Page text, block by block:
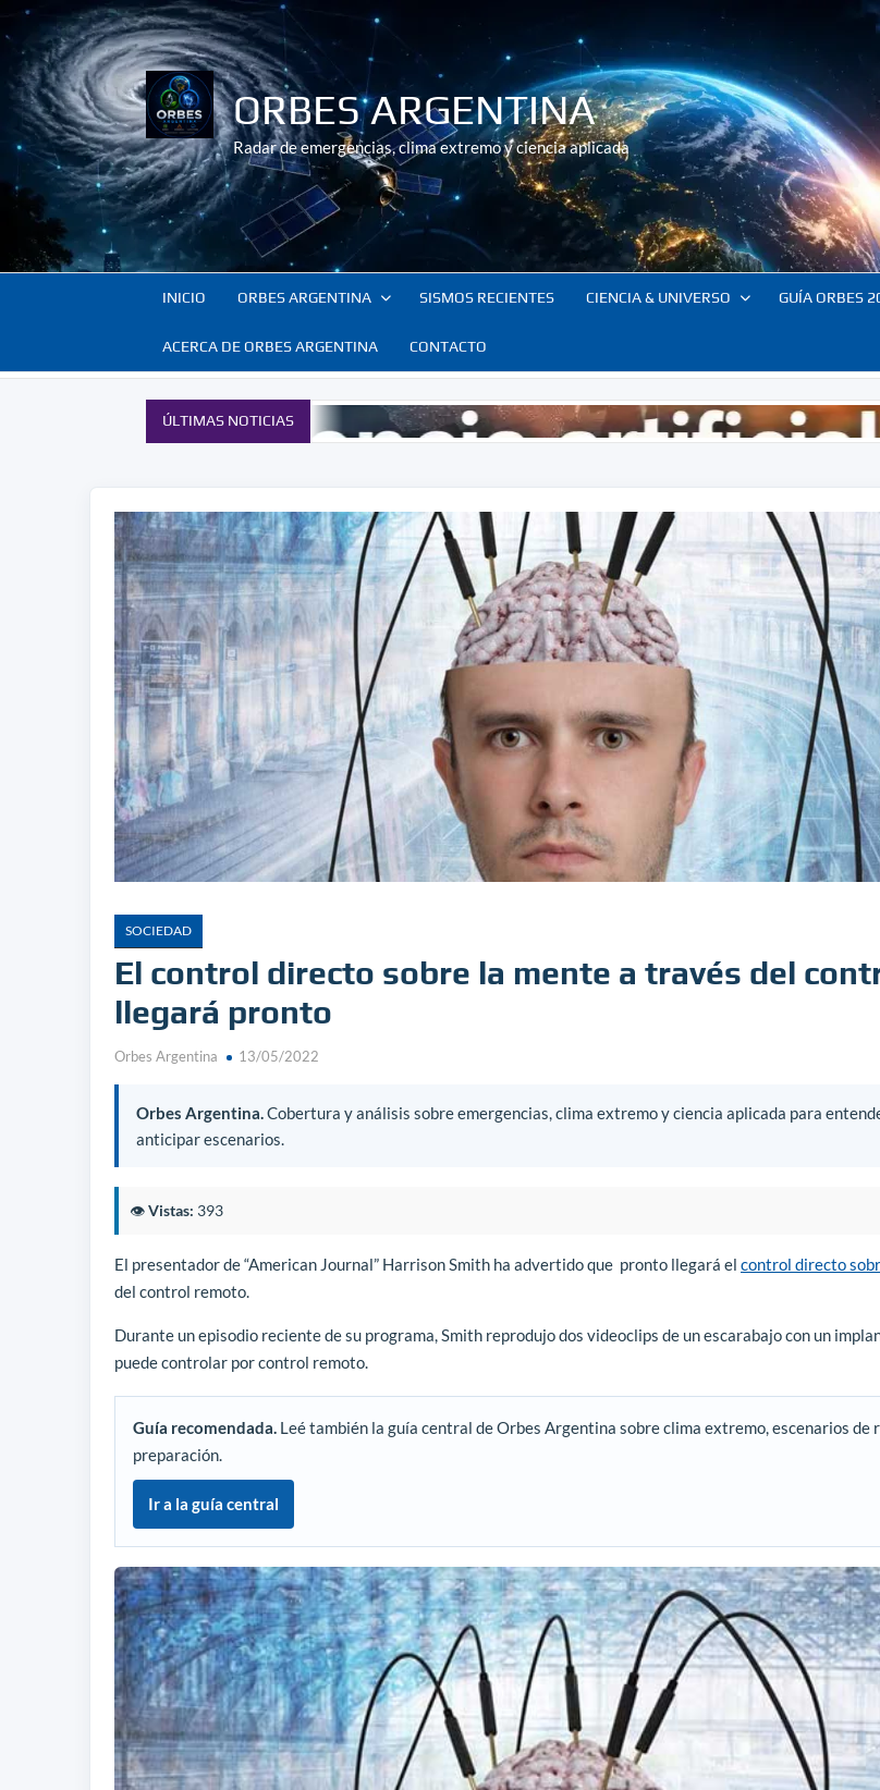
Saltar
al
contenido
ORBES ARGENTINA
Radar de emergencias, clima extremo y ciencia aplicada
INICIO ORBES ARGENTINA SISMOS RECIENTES CIENCIA & UNIVERSO GUÍA ORBES
ACERCA DE ORBES ARGENTINA CONTACTO
ÚLTIMAS NOTICIAS
SOCIEDAD
El control directo sobre la mente a través del
llegará pronto
Orbes Argentina 13/05/2022
Orbes Argentina.Cobertura y análisis sobre emergencias, clima extremo y ciencia aplicada para
anticipar escenarios.
👁️Vistas: 393
El presentador de “American Journal” Harrison Smith ha advertido que pronto llegará el control directo
del control remoto.
Durante un episodio reciente de su programa, Smith reprodujo dos videoclips de un escarabajo con un
puede controlar por control remoto.
Guía recomendada. Leé también la guía central de Orbes Argentina sobre clima extremo, escenarios de
preparación.
Ir a la guía central